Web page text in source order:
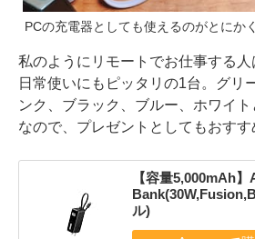
PCの充電器としても使えるのがとにか
私のようにリモートでお仕事する
日常使いにもピッタリの1台。グリ
ンク、ブラック、ブルー、ホワイ
なので、プレゼントとしてもおすす
【容量5,000mAh
ル)